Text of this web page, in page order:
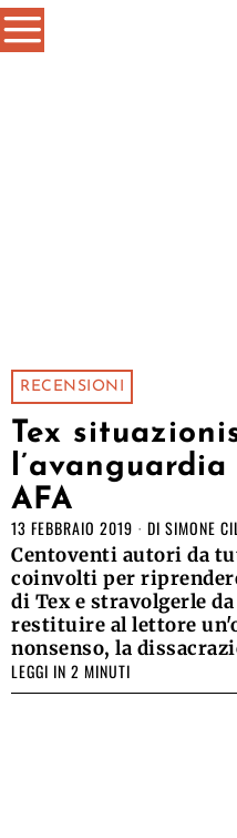
RECENSIONI
Tex
AFA
13 FEBBRAIO 2019 DI SIMONE
Centoventi autori da
coinvolti per
di Tex e stravolgerle
restituire al lettore
nonsenso, la
LEGGI IN 2 MINUTI